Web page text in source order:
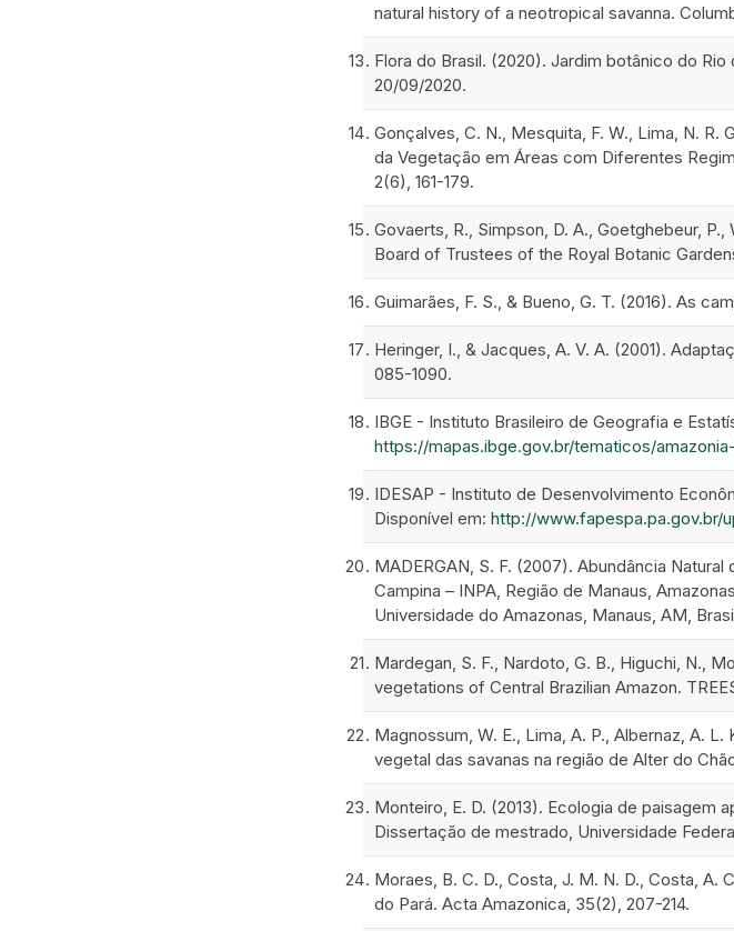
natural history of a neotropical savanna.
Flora do Brasil. (2020). Jardim botânico do
20/09/2020.
Gonçalves, C. N., Mesquita, F. W., Lima, N.
da Vegetação em Áreas com Diferentes
2(6), 161-179.
Govaerts, R., Simpson, D. A., Goetghebeur,
Board of Trustees of the Royal Botanic
Guimarães, F. S., & Bueno, G. T. (2016). As
Heringer, I., & Jacques, A. V. A. (2001).
085-1090.
IBGE - Instituto Brasileiro de Geografia e
https://mapas.ibge.gov.br/tematicos/
IDESAP - Instituto de Desenvolvimento
Disponível em: http://www.fapespa.pa.gov.br/
MADERGAN, S. F. (2007). Abundância
Campina – INPA, Região de Manaus,
Universidade do Amazonas, Manaus, AM,
Mardegan, S. F., Nardoto, G. B., Higuchi, N.,
vegetations of Central Brazilian Amazon.
Magnossum, W. E., Lima, A. P., Albernaz, A.
vegetal das savanas na região de Alter do
Monteiro, E. D. (2013). Ecologia de paisagem
Dissertação de mestrado, Universidade
Moraes, B. C. D., Costa, J. M. N. D., Costa,
do Pará. Acta Amazonica, 35(2), 207-214.